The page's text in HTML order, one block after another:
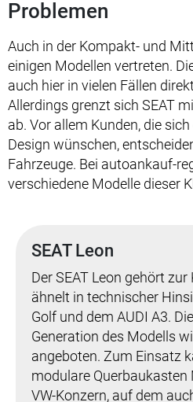
Problemen
Auch in der Kompakt- und
einigen Modellen vertreten.
auch hier in vielen Fällen
Allerdings grenzt sich SEAT
ab. Vor allem Kunden, die
Design wünschen,
Fahrzeuge. Bei autoankauf-
verschiedene Modelle dieser
SEAT Leon
Der SEAT Leon gehört
ähnelt in technischer
Golf und dem AUDI A3.
Generation des Modells
angeboten. Zum Einsatz
modulare Querbaukasten
VW-Konzern, auf dem